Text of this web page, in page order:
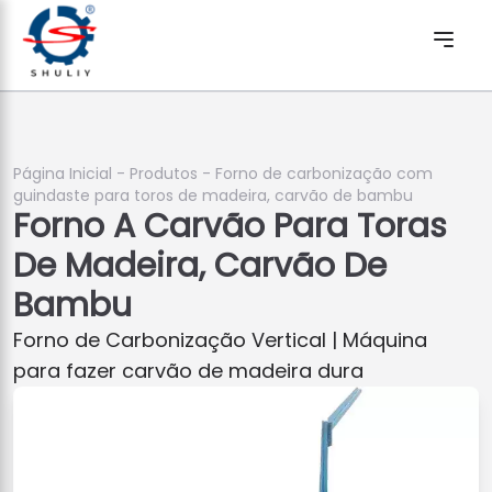
Página Inicial - Produtos - Forno de carbonização com
guindaste para toros de madeira, carvão de bambu
Forno A Carvão Para Toras
De Madeira, Carvão De
Bambu
Forno de Carbonização Vertical | Máquina
para fazer carvão de madeira dura